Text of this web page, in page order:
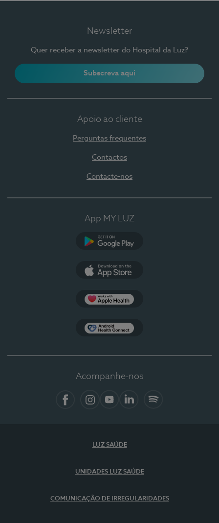
Newsletter
Quer receber a newsletter do Hospital da Luz?
Subscreva aqui
Apoio ao cliente
Perguntas frequentes
Contactos
Contacte-nos
App MY LUZ
Acompanhe-nos
LUZ SAÚDE
UNIDADES LUZ SAÚDE
COMUNICAÇÃO DE IRREGULARIDADES